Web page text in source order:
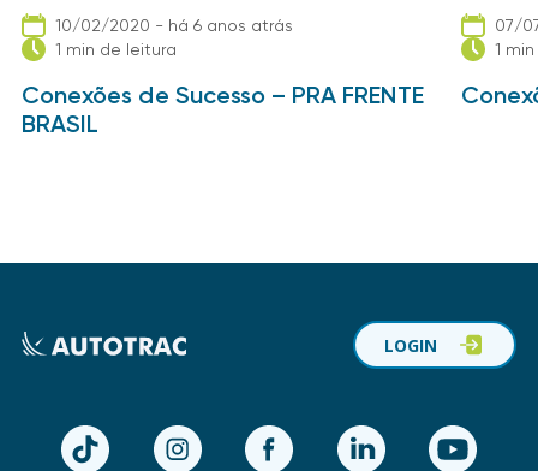
10/02/2020 - há 6 anos atrás
1 min de leitura
Conexões de Sucesso – PRA FRENTE
BRASIL
07/
1
TikTok Instagram Facebook LinkedIn YouTube
LOGIN